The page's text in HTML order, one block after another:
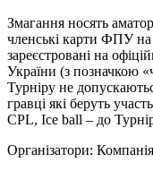
Змагання носять
членські карти ФПУ на
зареєстровані на
України (з позначкою
Турніру не
гравці які беруть
CPL, Ice ball – до
Організатори: